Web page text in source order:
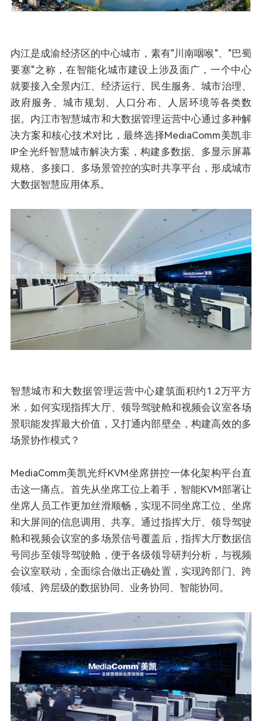
内江是成渝经济区的中心城市，素有"川南咽喉"、"巴蜀
要塞"之称，在智能化城市建设上涉及面广，一个中心
就要接入全景内江、经济运行、民生服务、城市治理、
政府服务、城市规划、人口分布、人居环境等各类数
据。内江市智慧城市和大数据管理运营中心通过多种解
决方案和核心技术对比，最终选择MediaComm美凯非
IP全光纤智慧城市解决方案，构建多数据、多显示屏幕
规格、多接口、多场景管控的实时共享平台，形成城市
大数据智慧应用体系。
智慧城市和大数据管理运营中心建筑面积约1.2万平方
米，如何实现指挥大厅、领导驾驶舱和视频会议室各场
景职能发挥最大价值，又打通内部壁垒，构建高效的多
场景协作模式？
MediaComm美凯光纤KVM坐席拼控一体化架构平台直
击这一痛点。首先从坐席工位上着手，智能KVM部署让
坐席人员工作更加丝滑顺畅，实现不同坐席工位、坐席
和大屏间的信息调用、共享。通过指挥大厅、领导驾驶
舱和视频会议室的多场景信号覆盖后，指挥大厅数据信
号同步至领导驾驶舱，便于各级领导研判分析，与视频
会议室联动，全面综合做出正确处置，实现跨部门、跨
领域、跨层级的数据协同、业务协同、智能协同。